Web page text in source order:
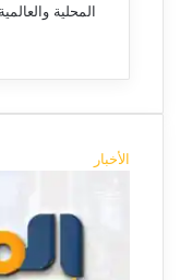
المحلية والعالمية
ق
و
ب
الأخبار